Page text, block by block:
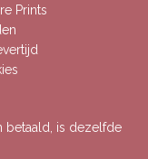
Prints
betaald, is dezelfde